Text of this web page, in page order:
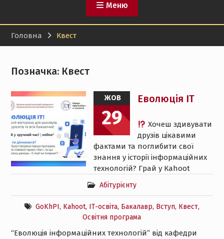
Меню
Головна Квест
Позначка: Квест
ЖОВ
29
Еволюція ІТ
Абітурієнту
GoKhPI, Kahoot, ІТ-освіта, Бакалавр, Вступ, Квест,
Освітня програма
Хочеш здивувати
друзів цікавими
фактами та поглибити свої
знання у історії інформаційних
технологій? Грай у Кahoot
“Еволюція інформаційних технологій” від кафедри